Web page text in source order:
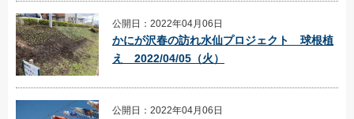
公開日：2022年04月06日
かにが沢春の訪れ水仙プロジェクト 球根植
え 2022/04/05（火）
公開日：2022年04月06日